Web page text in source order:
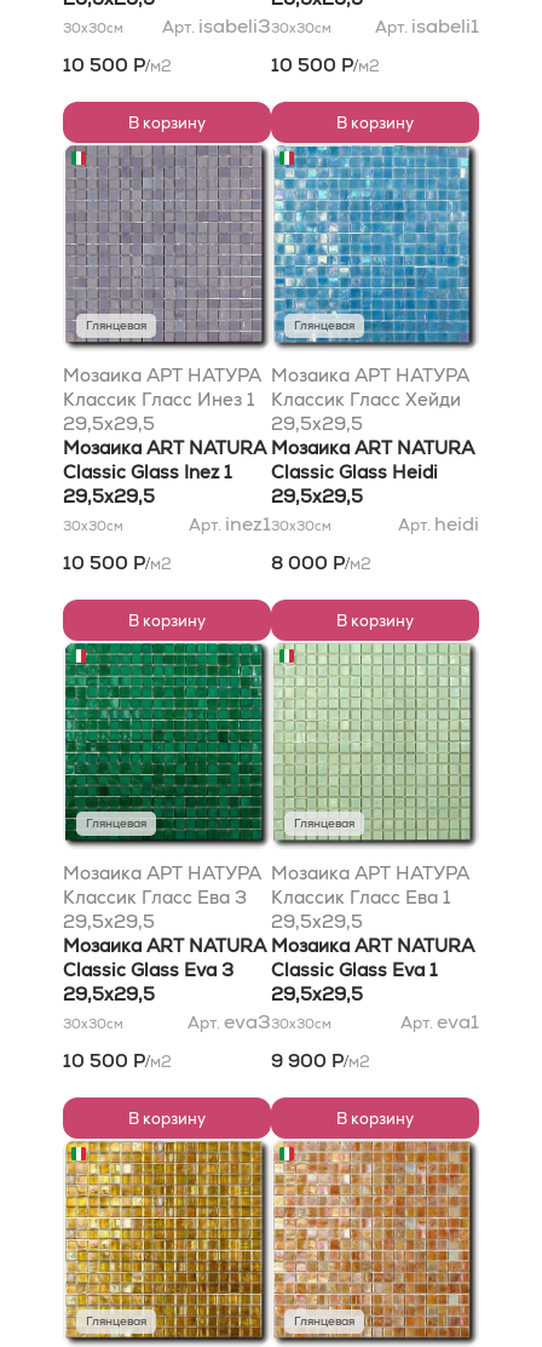
30x30см Арт. isabeli3
10 500 Р/м2
В корзину
30x30см Арт. isabeli1
10 500 Р/м2
В корзину
Глянцевая
Мозаика АРТ НАТУРА
Классик Гласс Инез 1
29,5x29,5
Мозаика ART NATURA
Classic Glass Inez 1
29,5x29,5
30x30см Арт. inez1
10 500 Р/м2
В корзину
Глянцевая
Мозаика АРТ НАТУРА
Классик Гласс Хейди
29,5x29,5
Мозаика ART NATURA
Classic Glass Heidi
29,5x29,5
30x30см Арт. heidi
8 000 Р/м2
В корзину
Глянцевая
Мозаика АРТ НАТУРА
Классик Гласс Ева 3
29,5x29,5
Мозаика ART NATURA
Classic Glass Eva 3
29,5x29,5
30x30см Арт. eva3
10 500 Р/м2
В корзину
Глянцевая
Мозаика АРТ НАТУРА
Классик Гласс Ева 1
29,5x29,5
Мозаика ART NATURA
Classic Glass Eva 1
29,5x29,5
30x30см Арт. eva1
9 900 Р/м2
В корзину
Глянцевая Глянцевая